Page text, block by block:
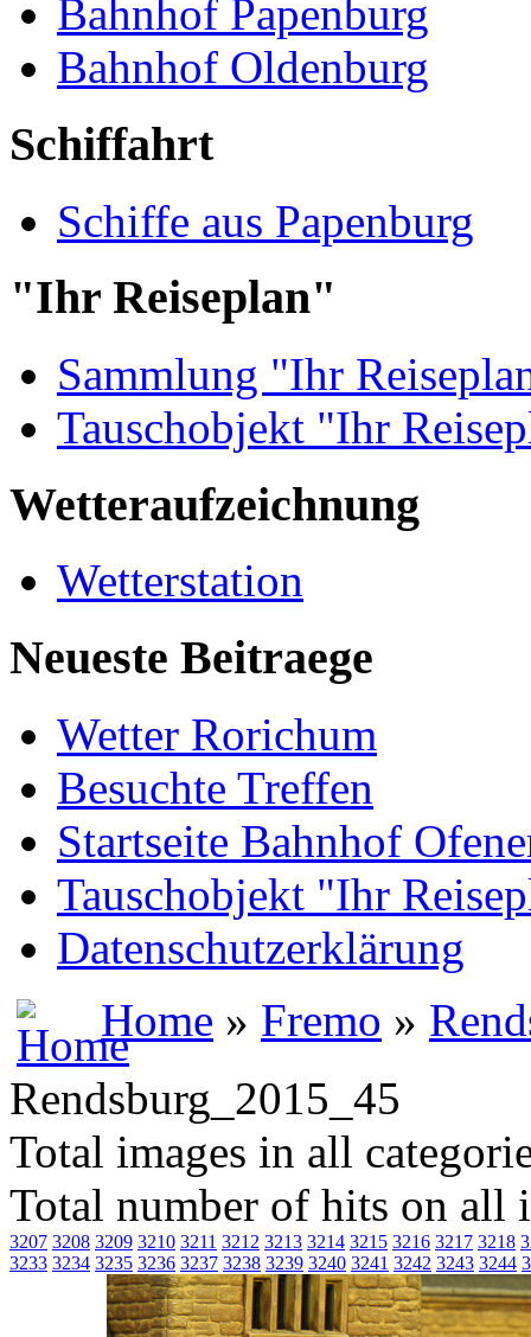
Bahnhof Papenburg
Bahnhof Oldenburg
Schiffahrt
Schiffe aus Papenburg
"Ihr Reiseplan"
Sammlung "Ihr
Tauschobjekt "Ihr
Wetteraufzeichnung
Wetterstation
Neueste Beitraege
Wetter Rorichum
Besuchte Treffen
Startseite Bahnhof
Tauschobjekt "Ihr
Datenschutzerklärung
Home » Fremo »
Rendsburg_2015_45
Total images in all
Total number of hits on all
3207 3208 3209 3210 3211 3212 3213 3214 3215 3216 3217 3218
3233 3234 3235 3236 3237 3238 3239 3240 3241 3242 3243 3244